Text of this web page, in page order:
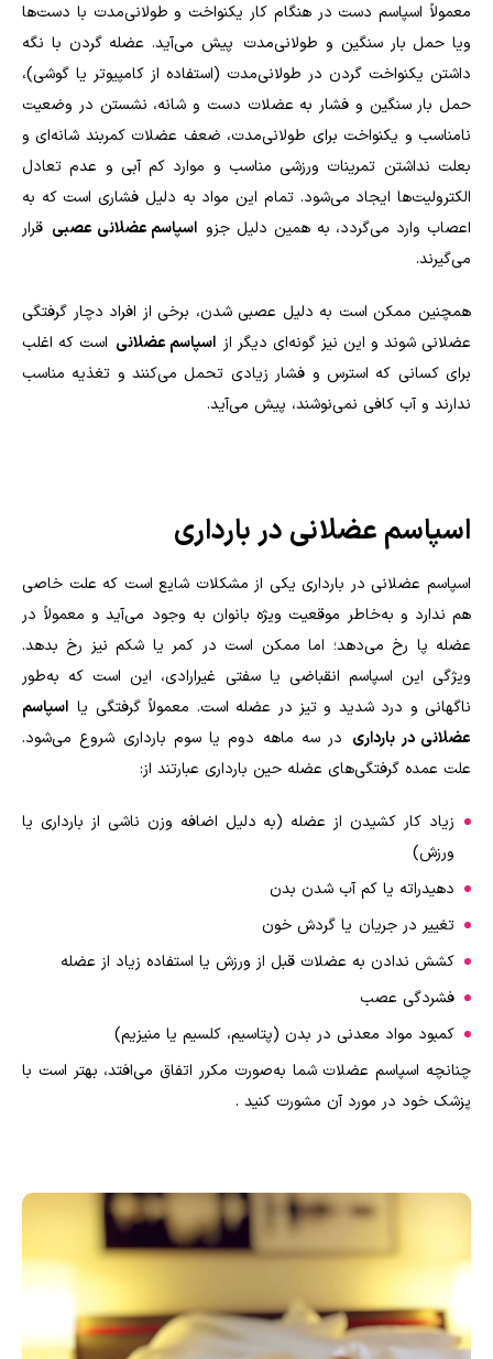
معمولاً اسپاسم دست در هنگام کار یکنواخت و طولانی‌مدت با دست‌ها
ویا حمل بار سنگین و طولانی‌مدت پیش می‌آید. عضله گردن با نگه
داشتن یکنواخت گردن در طولانی‌مدت (استفاده از کامپیوتر یا گوشی)،
حمل بار سنگین و فشار به عضلات دست و شانه، نشستن در وضعیت
نامناسب و یکنواخت برای طولانی‌مدت، ضعف عضلات کمربند شانه‌ای و
بعلت نداشتن تمرینات ورزشی مناسب و موارد کم آبی و عدم تعادل
الکترولیت‌ها ایجاد می‌شود. تمام این مواد به دلیل فشاری است که به
اعصاب وارد می‌گردد، به همین دلیل جزو اسپاسم عضلانی عصبی قرار
می‌گیرند.
همچنین ممکن است به دلیل عصبی شدن، برخی از افراد دچار گرفتگی
عضلانی شوند و این نیز گونه‌ای دیگر از اسپاسم عضلانی است که اغلب
برای کسانی که استرس و فشار زیادی تحمل می‌کنند و تغذیه مناسب
ندارند و آب کافی نمی‌نوشند، پیش می‌آید.
اسپاسم عضلانی در بارداری
اسپاسم عضلانی در بارداری یکی از مشکلات شایع است که علت خاصی
هم ندارد و به‌خاطر موقعیت ویژه بانوان به وجود می‌آید و معمولاً در
عضله پا رخ می‌دهد؛ اما ممکن است در کمر یا شکم نیز رخ بدهد.
ویژگی این اسپاسم انقباضی یا سفتی غیرارادی، این است که به‌طور
ناگهانی و درد شدید و تیز در عضله است. معمولاً گرفتگی یا اسپاسم
عضلانی در بارداری در سه ماهه دوم یا سوم بارداری شروع می‌شود.
علت عمده گرفتگی‌های عضله حین بارداری عبارتند از:
زیاد کار کشیدن از عضله (به دلیل اضافه وزن ناشی از بارداری یا
ورزش)
دهیدراته یا کم آب شدن بدن
تغییر در جریان یا گردش خون
کشش ندادن به عضلات قبل از ورزش یا استفاده زیاد از عضله
فشردگی عصب
کمبود مواد معدنی در بدن (پتاسیم، کلسیم یا منیزیم)
چنانچه اسپاسم عضلات شما به‌صورت مکرر اتفاق می‌افتد، بهتر است با
پزشک خود در مورد آن مشورت کنید .